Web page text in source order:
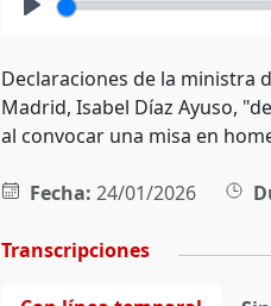
Declaraciones de la ministra
Madrid, Isabel Díaz Ayuso,
al convocar una misa en
Fecha: 24/01/2026
Transcripciones